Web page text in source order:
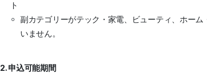
ト
副カテゴリーがテック・家電、ビューティ、ホー
いません。
2. 申込可能期間